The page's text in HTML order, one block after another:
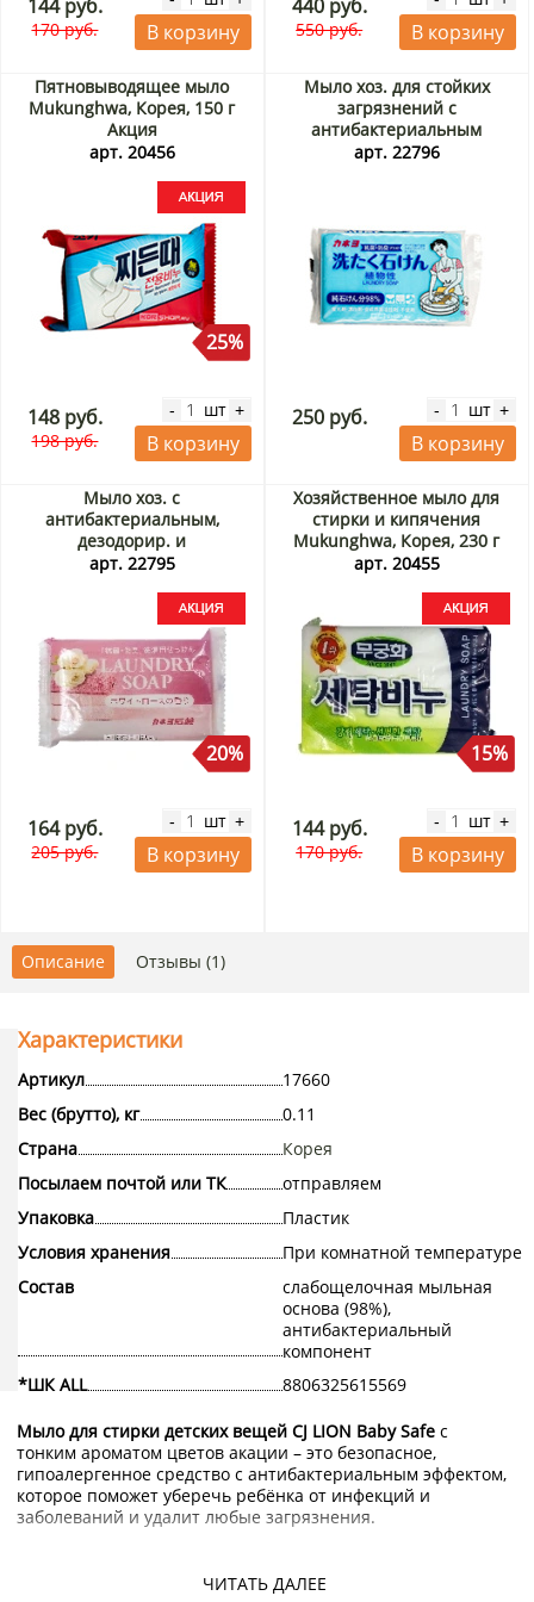
144 руб.
170 руб. В корзину
440 руб.
550 руб. В корзину
Пятновыводящее мыло
Mukunghwa, Корея, 150 г
Акция
арт. 20456
25%
148 руб.
198 руб.
- шт +
В корзину
Мыло хоз. для стойких
загрязнений с
антибактериальным
эффектом Kaneyo, Япония,
арт. 22796
250 руб. - шт +
В корзину
Мыло хоз. с
антибактериальным,
дезодорир. и
ароматизирующ. эффектом
арт. 22795
20%
164 руб.
205 руб.
- шт +
В корзину
Хозяйственное мыло для
стирки и кипячения
Mukunghwa, Корея, 230 г
Акция
арт. 20455
15%
144 руб.
170 руб.
- шт +
В корзину
Описание Отзывы (1)
ЧИТАТЬ ДАЛЕЕ
Характеристики
Артикул
17660
Вес (брутто), кг
0.11
Страна
Корея
Посылаем почтой или ТК
отправляем
Упаковка
Пластик
Условия хранения
При комнатной температуре
Состав
слабощелочная мыльная
основа (98%),
антибактериальный
компонент
*ШК ALL
8806325615569
Мыло для стирки детских вещей CJ LION Baby Safe с
тонким ароматом цветов акации – это безопасное,
гипоалергенное средство с антибактериальным эффектом,
которое поможет уберечь ребёнка от инфекций и
заболеваний и удалит любые загрязнения.
Обычный стиральный порошок и хозяйственное мыло